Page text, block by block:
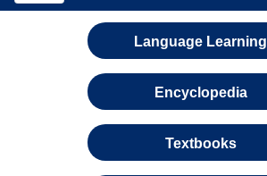
Language Learning
Encyclopedia
Textbooks